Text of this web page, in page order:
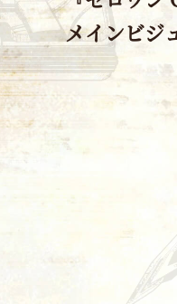
メインビジ